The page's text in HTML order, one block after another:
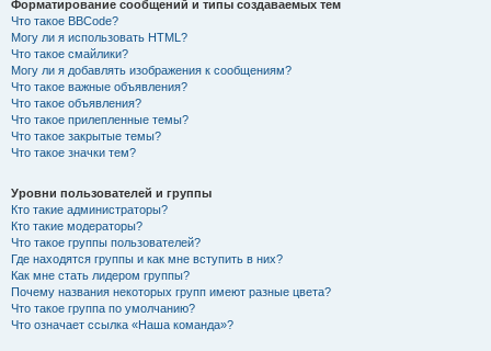
Форматирование сообщений и типы создаваемых тем
Что такое BBCode?
Могу ли я использовать HTML?
Что такое смайлики?
Могу ли я добавлять изображения к сообщениям?
Что такое важные объявления?
Что такое объявления?
Что такое прилепленные темы?
Что такое закрытые темы?
Что такое значки тем?
Уровни пользователей и группы
Кто такие администраторы?
Кто такие модераторы?
Что такое группы пользователей?
Где находятся группы и как мне вступить в них?
Как мне стать лидером группы?
Почему названия некоторых групп имеют разные цвета?
Что такое группа по умолчанию?
Что означает ссылка «Наша команда»?